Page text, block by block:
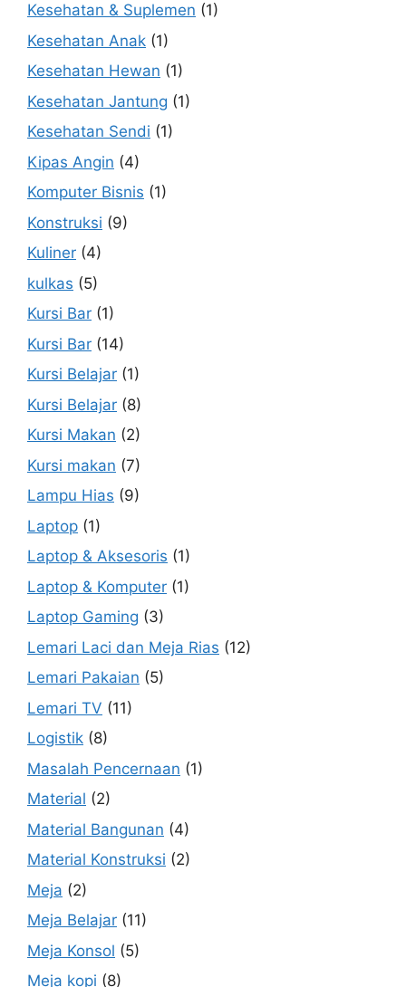
Kesehatan & Suplemen (1)
Kesehatan Anak (1)
Kesehatan Hewan (1)
Kesehatan Jantung (1)
Kesehatan Sendi (1)
Kipas Angin (4)
Komputer Bisnis (1)
Konstruksi (9)
Kuliner (4)
kulkas (5)
Kursi Bar (1)
Kursi Bar (14)
Kursi Belajar (1)
Kursi Belajar (8)
Kursi Makan (2)
Kursi makan (7)
Lampu Hias (9)
Laptop (1)
Laptop & Aksesoris (1)
Laptop & Komputer (1)
Laptop Gaming (3)
Lemari Laci dan Meja Rias (12)
Lemari Pakaian (5)
Lemari TV (11)
Logistik (8)
Masalah Pencernaan (1)
Material (2)
Material Bangunan (4)
Material Konstruksi (2)
Meja (2)
Meja Belajar (11)
Meja Konsol (5)
Meja kopi (8)